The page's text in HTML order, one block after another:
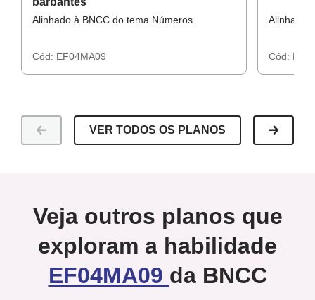
Alinhado à BNCC do tema Números.
Cód: EF04MA09
Alinhado
Cód:
VER TODOS OS PLANOS
Veja outros planos que
exploram a habilidade
EF04MA09 da BNCC